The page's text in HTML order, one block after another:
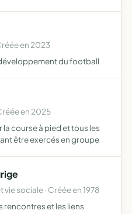
en 2023
du football
en 2025
course à pied et tous les
être exercés en groupe
sociale · Créée en 1978
rencontres et les liens